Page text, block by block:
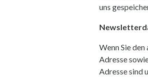
uns
Wenn Sie
Adresse
Adresse sind